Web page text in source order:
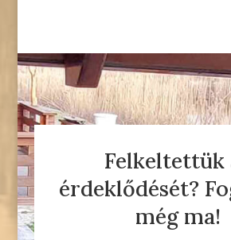
Felkeltettük
érdeklődését?
még ma!